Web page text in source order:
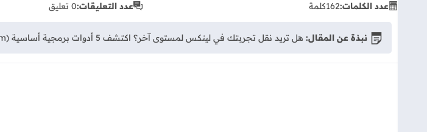
عدد الكلمات:162كلمة عدد التعليقات:0 تعليق
نبذة عن المقال: هل تريد نقل تجربتك في لينكس لمستوى آخر؟ اكتشف 5 أدوات برمجية أساسية (Btop, Rofi, i3wm, وغيرها) ستزيد من سرعة إنتاجيتك واحترافيتك في النظام.